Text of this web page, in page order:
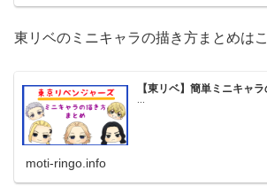
東リベのミニキャラの描き方まとめはこ
【東リベ】簡単ミニキャ
...
moti-ringo.info